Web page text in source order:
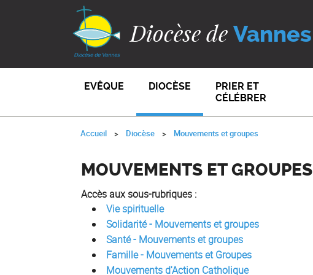
Diocèse de Vannes
EVÊQUE DIOCÈSE
PRIER ET
CÉLÉBRER
Accueil Diocèse Mouvements et groupes
MOUVEMENTS ET GROUPES
Accès aux sous-rubriques :
Vie spirituelle
Solidarité - Mouvements et groupes
Santé - Mouvements et groupes
Famille - Mouvements et Groupes
Mouvements d'Action Catholique